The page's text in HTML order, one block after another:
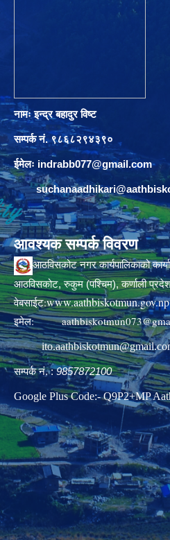
नामः इन्द्र बहादुर विष्ट
सम्पर्क नं. ९८६८२९४३९०
ईमेलः indrabb077@gmail.com
आवश्यक सम्पर्क विवरण
आठविसकोट नगर कार्यपालिकाको
आठविसकोट, रुकुम (पश्चिम), कर्णाली
वेबसाईट:www.aathbiskotmun.gov.np
इमेल:
सम्पर्क नं. :9857872100
Google Plus Code:- Q9P2+MP